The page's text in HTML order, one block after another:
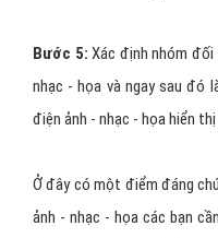
Bước 5:Xác định nhóm
nhạc - họa và ngay sau đó
điện ảnh - nhạc - họa hiển
Ở đây có một điểm đáng
ảnh - nhạc - họa các bạn